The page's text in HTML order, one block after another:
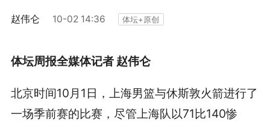
赵伟仑 10-02 14:36 体坛+原创
体坛周报全媒体记者 赵伟仑
北京时间10月1日，上海男篮与休斯敦火箭进行了
一场季前赛的比赛，尽管上海队以71比140惨